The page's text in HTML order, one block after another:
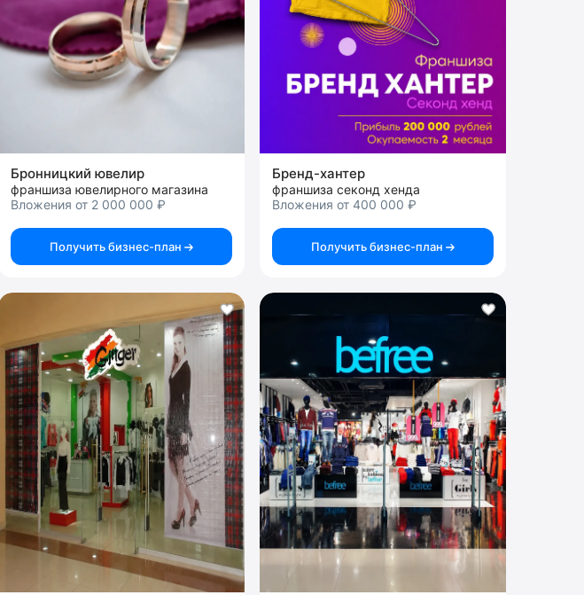
Бронницкий ювелир
франшиза ювелирного магазина
Вложения от 2 000 000 ₽
Получить бизнес-план
Бренд-хантер
франшиза секонд хенда
Вложения от 400 000 ₽
Получить бизнес-план